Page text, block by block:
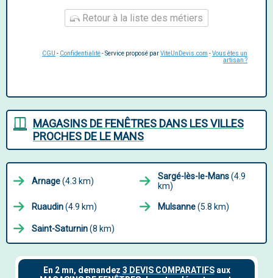
Retour à la liste des métiers
CGU - Confidentialité- Service proposé parViteUnDevis.com -Vous êtes un
artisan ?
MAGASINS DE FENÊTRES DANS LES VILLES
PROCHES DE LE MANS
Arnage(4.3 km) Sargé-lès-le-Mans(4.9
km)
Ruaudin(4.9 km) Mulsanne(5.8 km)
Saint-Saturnin(8 km)